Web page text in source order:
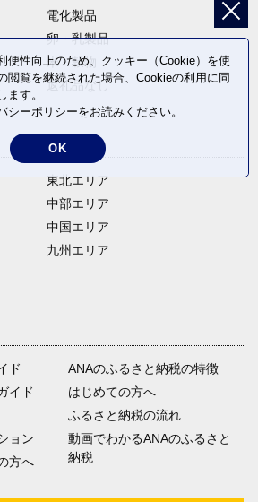
電化製品
卵・乳製品
米・穀物
返礼品なし
東北エリア
中部エリア
中国エリア
九州エリア
ド
イド
ョン
方へ
ANAのふるさと納税の特徴
はじめての方へ
ふるさと納税の流れ
動画でわかるANAのふるさと
納税
便性向上のため、クッキー（Cookie）を使
閲覧を継続された場合、Cookieの利用に同
ます。
シーポリシーをお読みください。
OK